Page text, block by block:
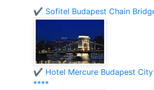
✔️ Sofitel Budapest Chain
✔️ Hotel Mercure Budapest
****